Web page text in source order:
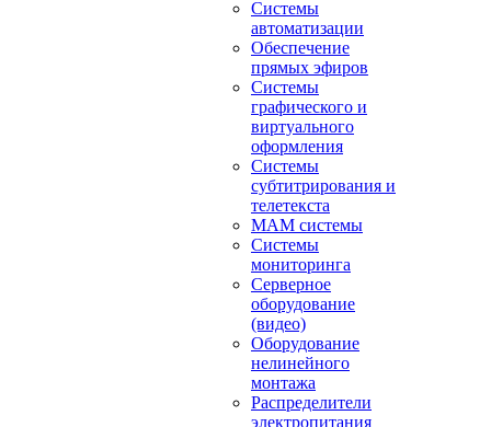
Системы
автоматизации
Обеспечение
прямых эфиров
Системы
графического и
виртуального
оформления
Системы
субтитрирования и
телетекста
MAM системы
Системы
мониторинга
Серверное
оборудование
(видео)
Оборудование
нелинейного
монтажа
Распределители
электропитания